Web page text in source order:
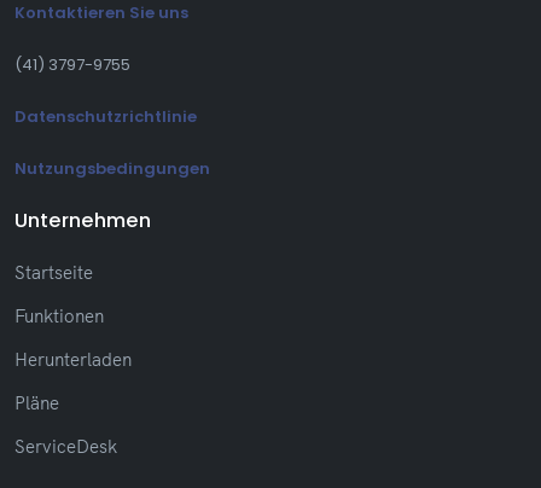
Kontaktieren Sie uns
(41) 3797-9755
Datenschutzrichtlinie
Nutzungsbedingungen
Unternehmen
Startseite
Funktionen
Herunterladen
Pläne
ServiceDesk